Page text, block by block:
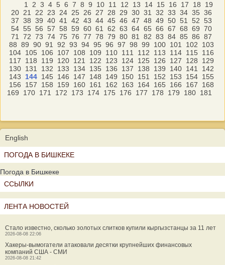
1 2 3 4 5 6 7 8 9 10 11 12 13 14 15 16 17 18
19
20 21 22 23 24 25 26 27 28 29 30 31 32 33 34 35 36
37 38 39 40 41 42 43 44 45 46 47 48 49 50 51 52 53
54 55 56 57 58 59 60 61 62 63 64 65 66 67 68 69 70
71
72 73 74 75 76 77 78 79 80 81 82 83 84 85 86 87
88 89 90 91 92 93 94 95 96 97 98 99 100 101 102
103
104 105 106 107 108 109 110 111 112 113 114 115
116
117
118 119 120 121 122 123 124 125 126 127 128
129
130 131 132 133 134 135 136 137 138 139 140 141
142
143
144 145 146 147 148 149 150 151 152 153 154 155
156
157 158 159 160 161 162 163 164 165 166 167
168
169
170 171 172 173 174 175 176 177 178 179 180 181
English
ПОГОДА В БИШКЕКЕ
Погода в Бишкеке
ССЫЛКИ
ЛЕНТА НОВОСТЕЙ
Стало известно, сколько золотых слитков купили кыргызстанцы за 11 лет
2026-08-08 22:06
Хакеры-вымогатели атаковали десятки крупнейших финансовых
компаний США - СМИ
2026-08-08 21:42